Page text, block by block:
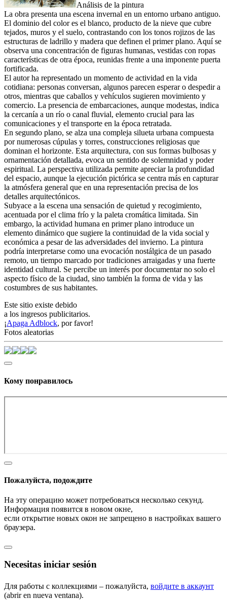
Análisis de la pintura
La obra presenta una escena invernal en un entorno urbano antiguo.
El dominio del color es el blanco, producto de la nieve que cubre
tejados, muros y el suelo, contrastando con los tonos rojizos de las
estructuras de ladrillo y madera que definen el primer plano. Aquí se
observa una concentración de figuras humanas, vestidas con ropas
características de otra época, reunidas frente a una imponente puerta
fortificada.
El autor ha representado un momento de actividad en la vida
cotidiana: personas conversan, algunos parecen esperar o despedir a
otros, mientras que caballos y vehículos sugieren movimiento y
comercio. La presencia de embarcaciones, aunque modestas, indica
la cercanía a un río o canal fluvial, elemento crucial para las
comunicaciones y el transporte en la época retratada.
En segundo plano, se alza una compleja silueta urbana compuesta
por numerosas cúpulas y torres, construcciones religiosas que
dominan el horizonte. Esta arquitectura, con sus formas bulbosas y
ornamentación detallada, evoca un sentido de solemnidad y poder
espiritual. La perspectiva utilizada permite apreciar la profundidad
del espacio, aunque la ejecución pictórica se centra más en capturar
la atmósfera general que en una representación precisa de los
detalles arquitectónicos.
Subyace a la escena una sensación de quietud y recogimiento,
acentuada por el clima frío y la paleta cromática limitada. Sin
embargo, la actividad humana en primer plano introduce un
elemento dinámico que sugiere la continuidad de la vida social y
económica a pesar de las adversidades del invierno. La pintura
podría interpretarse como una evocación nostálgica de un pasado
remoto, un tiempo marcado por tradiciones arraigadas y una fuerte
identidad cultural. Se percibe un interés por documentar no solo el
aspecto físico de la ciudad, sino también la forma de vida y las
costumbres de sus habitantes.
Este sitio existe debido
a los ingresos publicitarios.
¡Apaga Adblock, por favor!
Fotos aleatorias
Кому понравилось
Пожалуйста, подождите
На эту операцию может потребоваться несколько секунд.
Информация появится в новом окне,
если открытие новых окон не запрещено в настройках вашего
браузера.
Necesitas iniciar sesión
Для работы с коллекциями – пожалуйста, войдите в аккаунт
(abrir en nueva ventana).